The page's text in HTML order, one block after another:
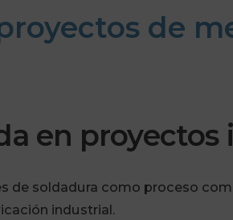
de
en proyectos
de soldadura como proceso
industrial.